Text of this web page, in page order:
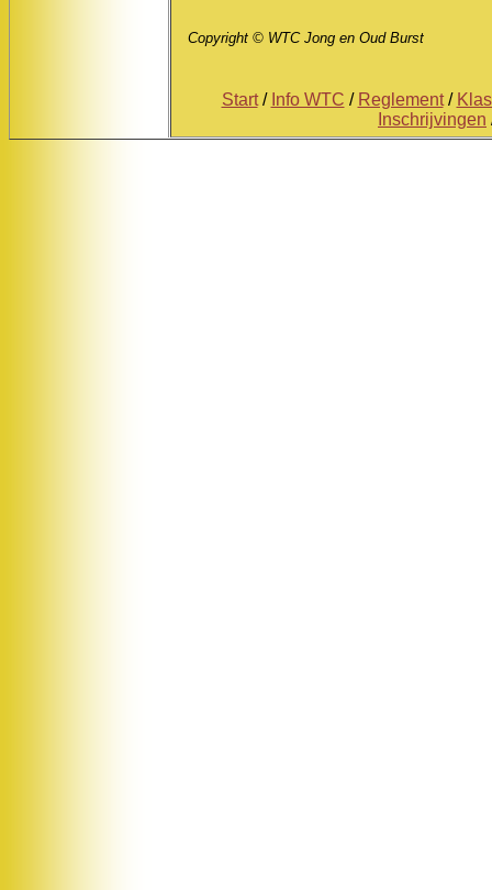
Copyright © WTC Jong en Oud Burst
Start/ Info WTC / Reglement/
Inschrijvingen